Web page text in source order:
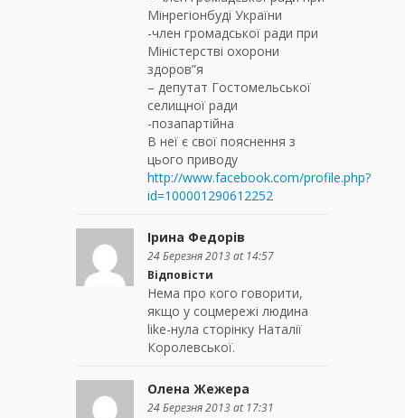
Мінрегіонбуді України
-член громадської ради при
Міністерстві охорони
здоров”я
– депутат Гостомельської
селищної ради
-позапартійна
В неї є свої пояснення з
цього приводу
http://www.facebook.com/profile.php?
id=100001290612252
Ірина Федорів
24 Березня 2013 at 14:57
Відповісти
Нема про кого говорити,
якщо у соцмережі людина
like-нула сторінку Наталії
Королевської.
Олена Жежера
24 Березня 2013 at 17:31